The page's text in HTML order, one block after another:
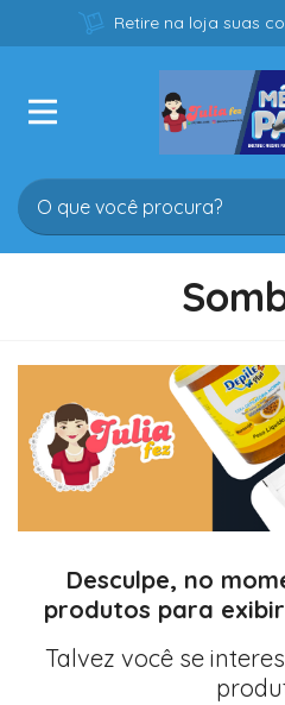
Retire na loja suas
Desculpe, no
produtos para
Talvez você se